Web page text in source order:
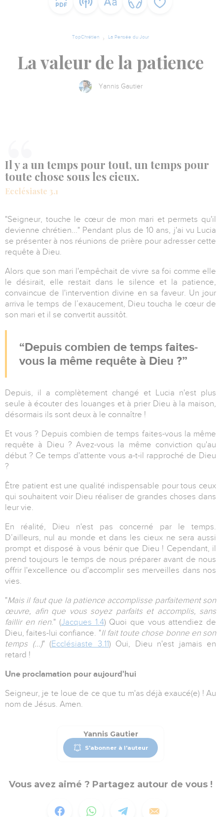
TopChrétien La Pensée du Jour
La valeur de la patience
Yannis Gautier
Il y a un temps pour tout, un temps pour
toute chose sous les cieux.
Ecclésiaste 3.1
"Seigneur, touche le cœur de mon mari et permets qu'il
devienne chrétien..." Pendant plus de 10 ans, j'ai vu Lucia
se présenter à nos réunions de prière pour adresser cette
requête à Dieu.
Alors que son mari l'empêchait de vivre sa foi comme elle
le désirait, elle restait dans le silence et la patience,
convaincue de l'intervention divine en sa faveur. Un jour
arriva le temps de l’exaucement, Dieu toucha le cœur de
son mari et il se convertit aussitôt.
Depuis combien de temps faites-
vous la même requête à Dieu ?
Depuis, il a complètement changé et Lucia n'est plus
seule à écouter des louanges et à prier Dieu à la maison,
désormais ils sont deux à le connaître !
Et vous ? Depuis combien de temps faites-vous la même
requête à Dieu ? Avez-vous la même conviction qu'au
début ? Ce temps d'attente vous a-t-il rapproché de Dieu
?
Être patient est une qualité indispensable pour tous ceux
qui souhaitent voir Dieu réaliser de grandes choses dans
leur vie.
En réalité, Dieu n'est pas concerné par le temps.
D’ailleurs, nul au monde et dans les cieux ne sera aussi
prompt et disposé à vous bénir que Dieu ! Cependant, il
prend toujours le temps de nous préparer avant de nous
offrir l'excellence ou d'accomplir ses merveilles dans nos
vies.
"Mais il faut que la patience accomplisse parfaitement son
œuvre, afin que vous soyez parfaits et accomplis, sans
faillir en rien." (Jacques 1.4) Quoi que vous attendiez de
Dieu, faites-lui confiance. "Il fait toute chose bonne en son
temps (...)" (Ecclésiaste 3.11) Oui, Dieu n'est jamais en
retard !
Une proclamation pour aujourd'hui
Seigneur, je te loue de ce que tu m'as déjà exaucé(e) ! Au
nom de Jésus. Amen.
Yannis Gautier
S'abonner à l'auteur
Vous avez aimé ? Partagez autour de vous !